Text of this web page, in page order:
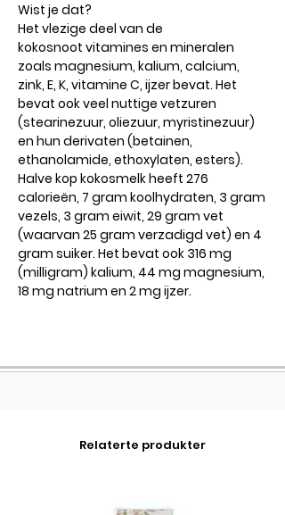
Wist je dat?
Het vlezige deel van de
kokosnoot vitamines en mineralen
zoals magnesium, kalium, calcium,
zink, E, K, vitamine C, ijzer bevat. Het
bevat ook veel nuttige vetzuren
(stearinezuur, oliezuur, myristinezuur)
en hun derivaten (betainen,
ethanolamide, ethoxylaten, esters).
Halve kop kokosmelk heeft 276
calorieën, 7 gram koolhydraten, 3 gram
vezels, 3 gram eiwit, 29 gram vet
(waarvan 25 gram verzadigd vet) en 4
gram suiker. Het bevat ook 316 mg
(milligram) kalium, 44 mg magnesium,
18 mg natrium en 2 mg ijzer.
Relaterte produkter